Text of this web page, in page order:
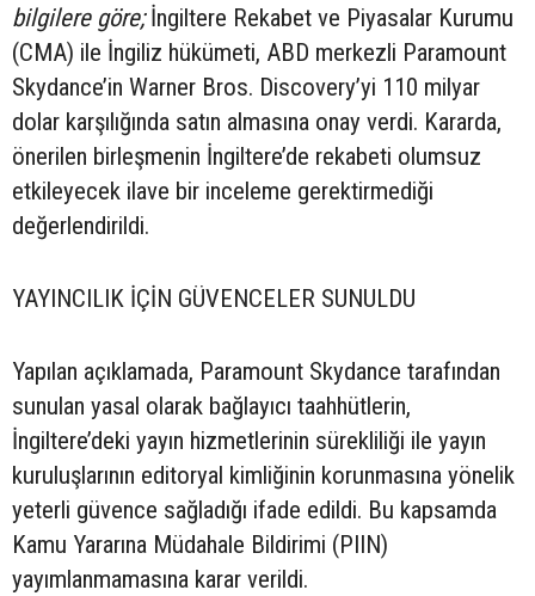
bilgilere göre;İngiltere Rekabet ve Piyasalar Kurumu
(CMA) ile İngiliz hükümeti, ABD merkezli Paramount
Skydance’in Warner Bros. Discovery’yi 110 milyar
dolar karşılığında satın almasına onay verdi. Kararda,
önerilen birleşmenin İngiltere’de rekabeti olumsuz
etkileyecek ilave bir inceleme gerektirmediği
değerlendirildi.
YAYINCILIK İÇİN GÜVENCELER SUNULDU
Yapılan açıklamada, Paramount Skydance tarafından
sunulan yasal olarak bağlayıcı taahhütlerin,
İngiltere’deki yayın hizmetlerinin sürekliliği ile yayın
kuruluşlarının editoryal kimliğinin korunmasına yönelik
yeterli güvence sağladığı ifade edildi. Bu kapsamda
Kamu Yararına Müdahale Bildirimi (PIIN)
yayımlanmamasına karar verildi.